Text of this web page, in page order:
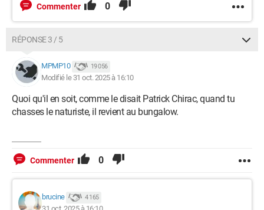
Commenter 0
RÉPONSE 3 / 5
MPMP10 19 056
Modifié le 31 oct. 2025 à 16:10
Quoi qu'il en soit, comme le disait Patrick Chirac, quand tu
chasses le naturiste, il revient au bungalow.
Commenter 0
brucine 4 165